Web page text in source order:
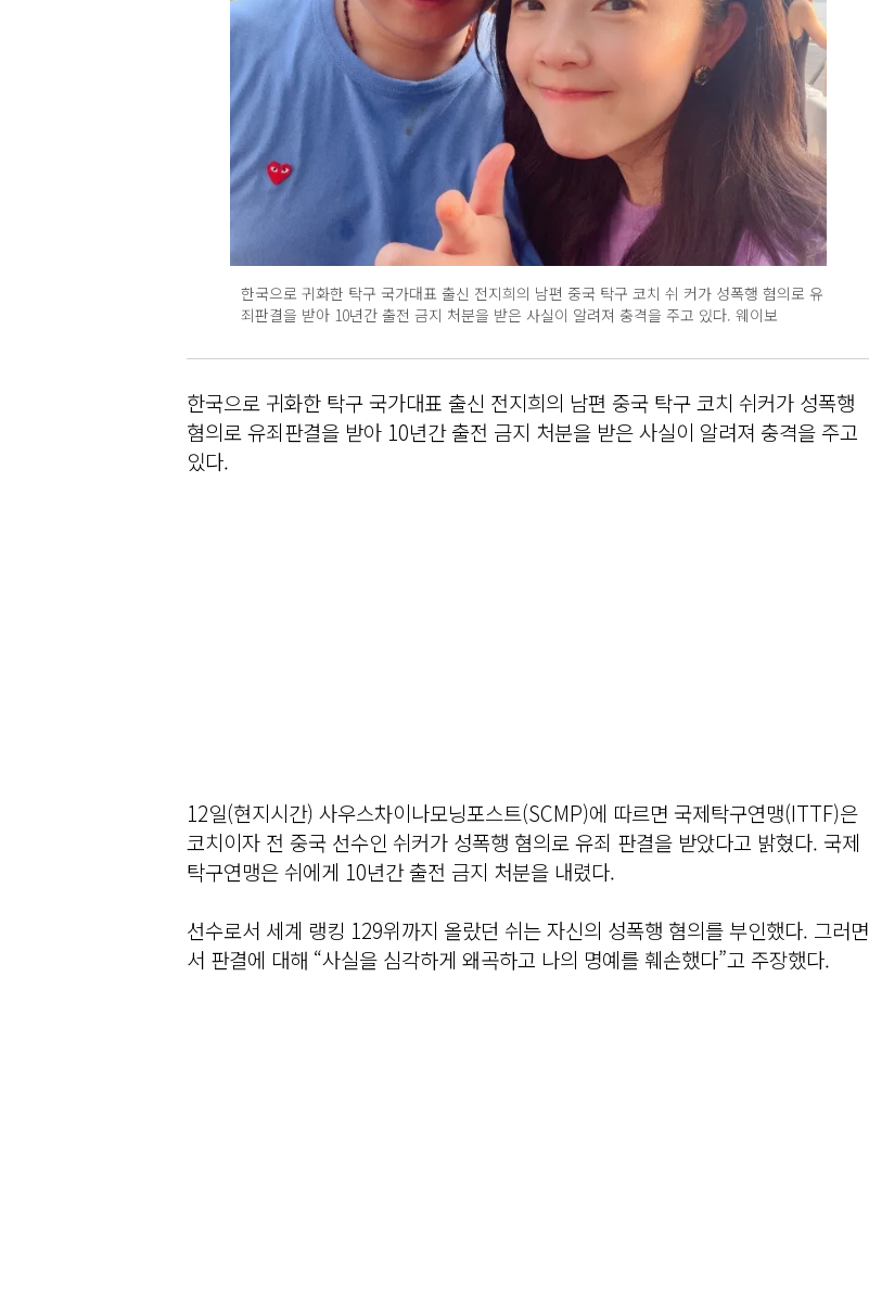
한국으로 귀화한 탁구 국가대표 출신 전지희의 남편 중국 탁구 코치 쉬 커가 성폭행 혐의로 유
죄판결을 받아 10년간 출전 금지 처분을 받은 사실이 알려져 충격을 주고 있다. 웨이보
한국으로 귀화한 탁구 국가대표 출신 전지희의 남편 중국 탁구 코치 쉬커가 성폭행
혐의로 유죄판결을 받아 10년간 출전 금지 처분을 받은 사실이 알려져 충격을 주고
있다.
12일(현지시간) 사우스차이나모닝포스트(SCMP)에 따르면 국제탁구연맹(ITTF)은
코치이자 전 중국 선수인 쉬커가 성폭행 혐의로 유죄 판결을 받았다고 밝혔다. 국제
탁구연맹은 쉬에게 10년간 출전 금지 처분을 내렸다.
선수로서 세계 랭킹 129위까지 올랐던 쉬는 자신의 성폭행 혐의를 부인했다. 그러면
서 판결에 대해 “사실을 심각하게 왜곡하고 나의 명예를 훼손했다”고 주장했다.